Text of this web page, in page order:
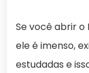
Se você abrir o
ele é imenso,
estudadas e